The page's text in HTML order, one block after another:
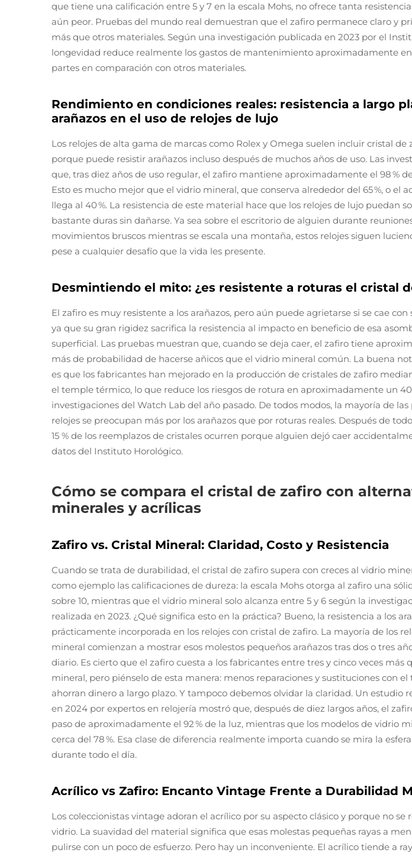
que tiene una calificación entre 5 y 7 en la escala Mohs, no ofrece tanta
aún peor. Pruebas del mundo real demuestran que el zafiro permanece claro y
más que otros materiales. Según una investigación publicada en 2023 por el
longevidad reduce realmente los gastos de mantenimiento aproximadamente
partes en comparación con otros materiales.
Rendimiento en condiciones reales: resistencia a largo
arañazos en el uso de relojes de lujo
Los relojes de alta gama de marcas como Rolex y Omega suelen incluir cristal de
porque puede resistir arañazos incluso después de muchos años de uso. Las
que, tras diez años de uso regular, el zafiro mantiene aproximadamente el 98 %
Esto es mucho mejor que el vidrio mineral, que conserva alrededor del 65 %, o el
llega al 40 %. La resistencia de este material hace que los relojes de lujo puedan
bastante duras sin dañarse. Ya sea sobre el escritorio de alguien durante
movimientos bruscos mientras se escala una montaña, estos relojes siguen
pese a cualquier desafío que la vida les presente.
Desmintiendo el mito: ¿es resistente a roturas el cristal
El zafiro es muy resistente a los arañazos, pero aún puede agrietarse si se cae
ya que su gran rigidez sacrifica la resistencia al impacto en beneficio de esa
superficial. Las pruebas muestran que, cuando se deja caer, el zafiro tiene
más de probabilidad de hacerse añicos que el vidrio mineral común. La buena
es que los fabricantes han mejorado en la producción de cristales de zafiro
el temple térmico, lo que reduce los riesgos de rotura en aproximadamente un 40
investigaciones del Watch Lab del año pasado. De todos modos, la mayoría de las
relojes se preocupan más por los arañazos que por roturas reales. Después de
15 % de los reemplazos de cristales ocurren porque alguien dejó caer
datos del Instituto Horológico.
Cómo se compara el cristal de zafiro con
minerales y acrílicas
Zafiro vs. Cristal Mineral: Claridad, Costo y Resistencia
Cuando se trata de durabilidad, el cristal de zafiro supera con creces al vidrio
como ejemplo las calificaciones de dureza: la escala Mohs otorga al zafiro una
sobre 10, mientras que el vidrio mineral solo alcanza entre 5 y 6 según la
realizada en 2023. ¿Qué significa esto en la práctica? Bueno, la resistencia a los
prácticamente incorporada en los relojes con cristal de zafiro. La mayoría de los
mineral comienzan a mostrar esos molestos pequeños arañazos tras dos o tres
diario. Es cierto que el zafiro cuesta a los fabricantes entre tres y cinco veces más
mineral, pero piénselo de esta manera: menos reparaciones y sustituciones con
ahorran dinero a largo plazo. Y tampoco debemos olvidar la claridad. Un estudio
en 2024 por expertos en relojería mostró que, después de diez largos años, el
paso de aproximadamente el 92 % de la luz, mientras que los modelos de vidrio
cerca del 78 %. Esa clase de diferencia realmente importa cuando se mira la
durante todo el día.
Acrílico vs Zafiro: Encanto Vintage Frente a Durabilidad
Los coleccionistas vintage adoran el acrílico por su aspecto clásico y porque no se
vidrio. La suavidad del material significa que esas molestas pequeñas rayas a
pulirse con un poco de esfuerzo. Pero hay un inconveniente. El acrílico tiende a